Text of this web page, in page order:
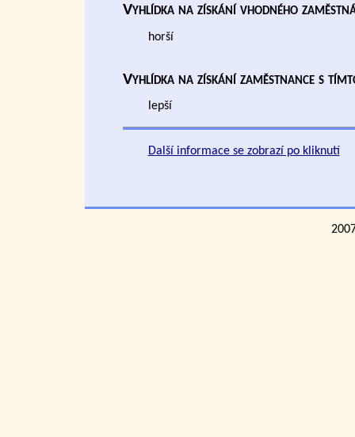
Vyhlídka na získání vhodného
horší
Vyhlídka na získání zaměstnance s
lepší
Další informace se zobrazí po kliknutí